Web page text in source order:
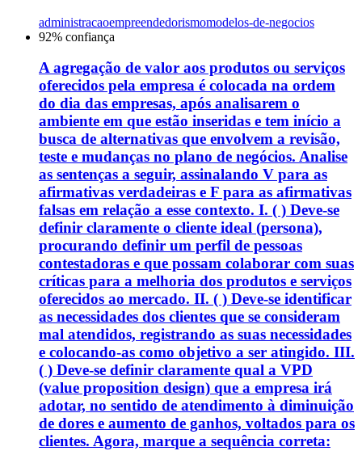
administracaoempreendedorismomodelos-de-negocios
92% confiança
A agregação de valor aos produtos ou serviços
oferecidos pela empresa é colocada na ordem
do dia das empresas, após analisarem o
ambiente em que estão inseridas e tem início a
busca de alternativas que envolvem a revisão,
teste e mudanças no plano de negócios. Analise
as sentenças a seguir, assinalando V para as
afirmativas verdadeiras e F para as afirmativas
falsas em relação a esse contexto. I. ( ) Deve-se
definir claramente o cliente ideal (persona),
procurando definir um perfil de pessoas
contestadoras e que possam colaborar com suas
críticas para a melhoria dos produtos e serviços
oferecidos ao mercado. II. ( ) Deve-se identificar
as necessidades dos clientes que se consideram
mal atendidos, registrando as suas necessidades
e colocando-as como objetivo a ser atingido. III.
( ) Deve-se definir claramente qual a VPD
(value proposition design) que a empresa irá
adotar, no sentido de atendimento à diminuição
de dores e aumento de ganhos, voltados para os
clientes. Agora, marque a sequência correta: